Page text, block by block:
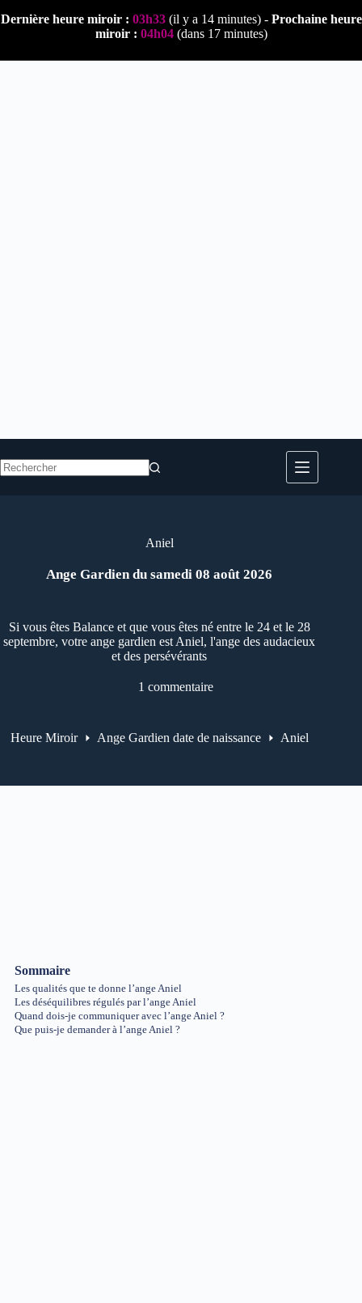
au
Dernière heure miroir : 03h33(il y a 14 minutes) - Prochaine heure
miroir : 04h04(dans 17 minutes)
Aniel
Ange Gardien du samedi 08 août 2026
Si vous êtes Balance et que vous êtes né entre le 24 et le 28
septembre, votre ange gardien est Aniel, l'ange des audacieux
et des persévérants
1 commentaire
Heure Miroir Ange Gardien date de naissance Aniel
Sommaire
Les qualités que te donne l’ange Aniel
Les déséquilibres régulés par l’ange Aniel
Quand dois-je communiquer avec l’ange Aniel ?
Que puis-je demander à l’ange Aniel ?